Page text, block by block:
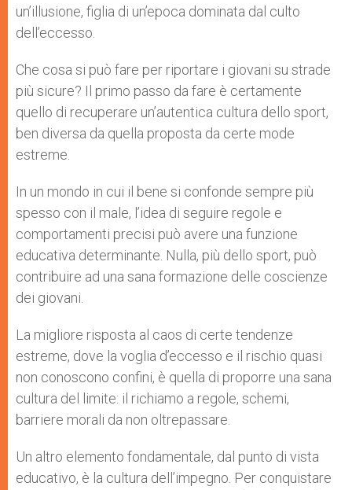
un’illusione, figlia di un’epoca dominata dal culto
dell’eccesso.
Che cosa si può fare per riportare i giovani su strade
più sicure? Il primo passo da fare è certamente
quello di recuperare un’autentica cultura dello sport,
ben diversa da quella proposta da certe mode
estreme.
In un mondo in cui il bene si confonde sempre più
spesso con il male, l’idea di seguire regole e
comportamenti precisi può avere una funzione
educativa determinante. Nulla, più dello sport, può
contribuire ad una sana formazione delle coscienze
dei giovani.
La migliore risposta al caos di certe tendenze
estreme, dove la voglia d’eccesso e il rischio quasi
non conoscono confini, è quella di proporre una sana
cultura del limite: il richiamo a regole, schemi,
barriere morali da non oltrepassare.
Un altro elemento fondamentale, dal punto di vista
educativo, è la cultura dell’impegno. Per conquistare